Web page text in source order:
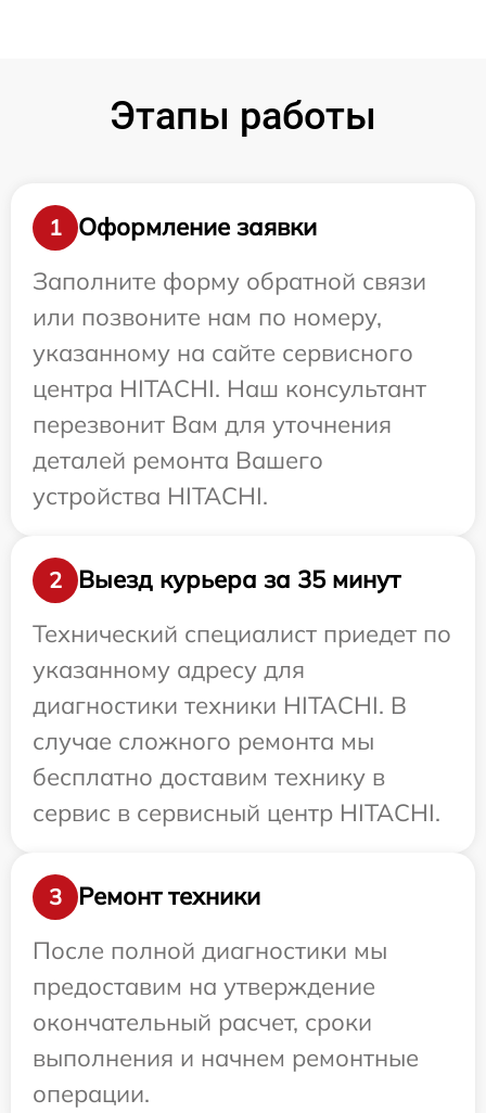
Этапы работы
1
Оформление заявки
Заполните форму обратной связи
или позвоните нам по номеру,
указанному на сайте сервисного
центра HITACHI. Наш консультант
перезвонит Вам для уточнения
деталей ремонта Вашего
устройства HITACHI.
2
Выезд курьера за 35 минут
Технический специалист приедет по
указанному адресу для
диагностики техники HITACHI. В
случае сложного ремонта мы
бесплатно доставим технику в
сервис в сервисный центр HITACHI.
3
Ремонт техники
После полной диагностики мы
предоставим на утверждение
окончательный расчет, сроки
выполнения и начнем ремонтные
операции.